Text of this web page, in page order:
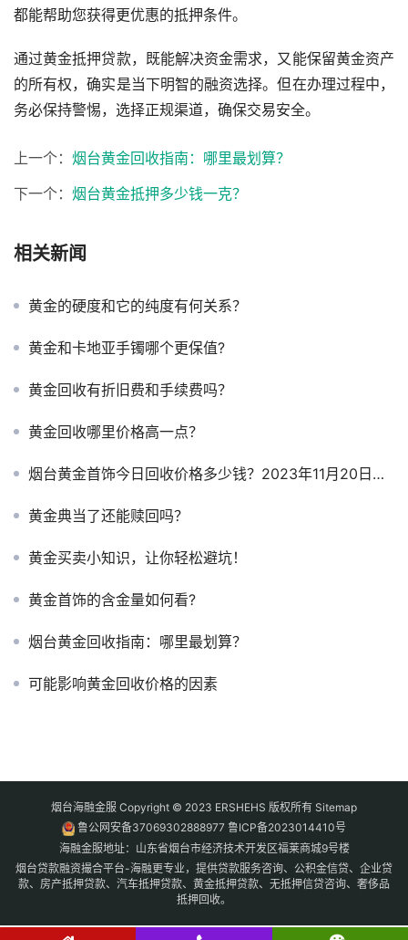
都能帮助您获得更优惠的抵押条件。
通过黄金抵押贷款，既能解决资金需求，又能保留黄金资产
的所有权，确实是当下明智的融资选择。但在办理过程中，
务必保持警惕，选择正规渠道，确保交易安全。
上一个： 烟台黄金回收指南：哪里最划算？
下一个： 烟台黄金抵押多少钱一克？
相关新闻
黄金的硬度和它的纯度有何关系？
黄金和卡地亚手镯哪个更保值?
黄金回收有折旧费和手续费吗？
黄金回收哪里价格高一点？
烟台黄金首饰今日回收价格多少钱？2023年11月20日黄金首饰报价
黄金典当了还能赎回吗？
黄金买卖小知识，让你轻松避坑！
黄金首饰的含金量如何看?
烟台黄金回收指南：哪里最划算？
可能影响黄金回收价格的因素
烟台海融金服 Copyright © 2023 ERSHEHS 版权所有 Sitemap
鲁公网安备37069302888977 鲁ICP备2023014410号
海融金服地址：山东省烟台市经济技术开发区福莱商城9号楼
烟台贷款融资撮合平台-海融更专业，提供贷款服务咨询、公积金信贷、企业贷
款、房产抵押贷款、汽车抵押贷款、黄金抵押贷款、无抵押信贷咨询、奢侈品
抵押回收。